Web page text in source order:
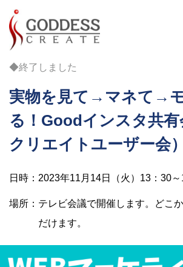
◆終了しました
実物を見て→マネて→
る！Goodインスタ共有
クリエイトユーザー会）
日時：2023年11月14日（火）13：30
場所：テレビ会議で開催します。どこ
だけます。